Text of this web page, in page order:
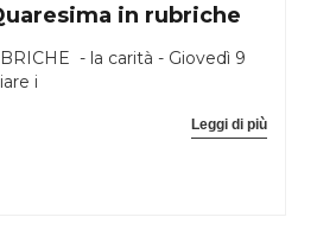
in rubriche
- la carità - Giovedì 9
i
Leggi di più